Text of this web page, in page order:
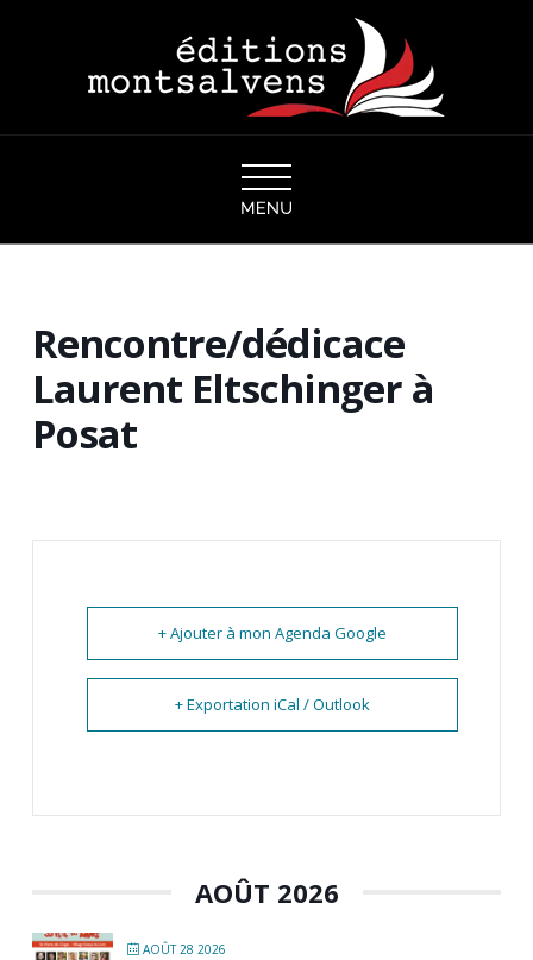
Rencontre/dédicace
Laurent Eltschinger à
Posat
+ Ajouter à mon Agenda Google
+ Exportation iCal / Outlook
AOÛT 2026
AOÛT 28 2026